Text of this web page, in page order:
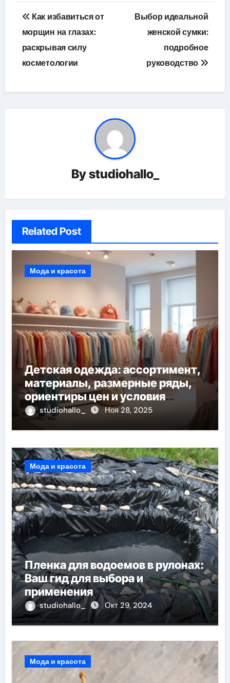
Навигация
по
записям
Как избавиться от
морщин на глазах:
раскрывая силу
косметологии
Выбор идеальной
женской сумки:
подробное
руководство
Bystudiohallo_
Related Post
Мода и красота
Детская одежда: ассортимент,
материалы, размерные ряды,
ориентиры цен и условия
доставки
studiohallo_ Ноя 28, 2025
Мода и красота
Пленка для водоемов в рулонах:
Ваш гид для выбора и
применения
studiohallo_ Окт 29, 2024
Мода и красота